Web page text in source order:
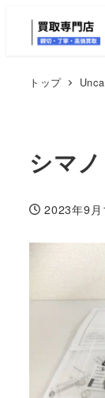
トップ
シマ
投稿日
2023年9月